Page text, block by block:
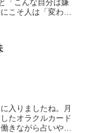
「こんな自分は嫌
こそ人は「変わり
入りましたね。月
たオラクルカード
きながら占いやセ